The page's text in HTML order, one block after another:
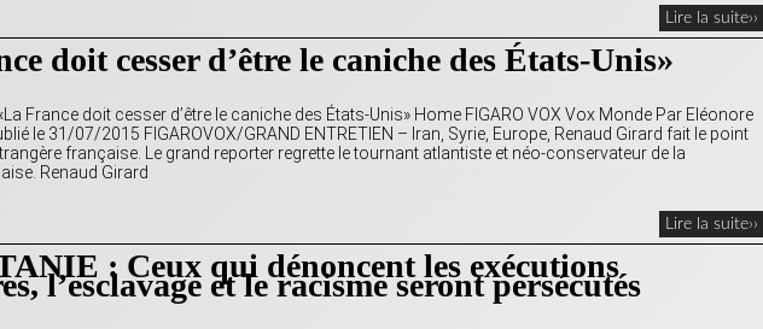
Lire la suite››
doit cesser d’être le caniche des États-Unis»
France doit cesser d’être le caniche des États-Unis» Home FIGARO VOX Vox Monde Par Eléonore
le 31/07/2015 FIGAROVOX/GRAND ENTRETIEN – Iran, Syrie, Europe, Renaud Girard fait le point
française. Le grand reporter regrette le tournant atlantiste et néo-conservateur de la
Renaud Girard
Lire la suite››
: Ceux qui dénoncent les exécutions
l’esclavage et le racisme seront persécutés